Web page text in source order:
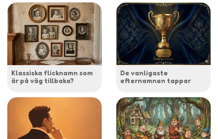
Klassiska flicknamn som
är på väg tillbaka?
De vanligaste
efternamnen tappar